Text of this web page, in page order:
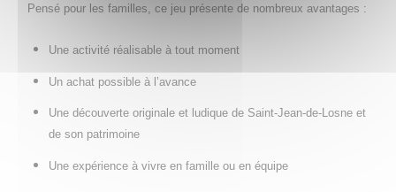
Pensé pour les familles, ce jeu présente de nombreux avantages :
Une activité réalisable à tout moment
Un achat possible à l’avance
Une découverte originale et ludique de Saint-Jean-de-Losne et
de son patrimoine
Une expérience à vivre en famille ou en équipe